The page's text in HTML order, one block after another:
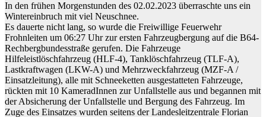
In den frühen Morgenstunden des 02.02.2023 überraschte uns ein
Wintereinbruch mit viel Neuschnee.
Es dauerte nicht lang, so wurde die Freiwillige Feuerwehr
Frohnleiten um 06:27 Uhr zur ersten Fahrzeugbergung auf die B64-
Rechbergbundesstraße gerufen. Die Fahrzeuge
Hilfeleistlöschfahrzeug (HLF-4), Tanklöschfahrzeug (TLF-A),
Lastkraftwagen (LKW-A) und Mehrzweckfahrzeug (MZF-A /
Einsatzleitung), alle mit Schneeketten ausgestatteten Fahrzeuge,
rückten mit 10 KameradInnen zur Unfallstelle aus und begannen mit
der Absicherung der Unfallstelle und Bergung des Fahrzeug. Im
Zuge des Einsatzes wurden seitens der Landesleitzentrale Florian